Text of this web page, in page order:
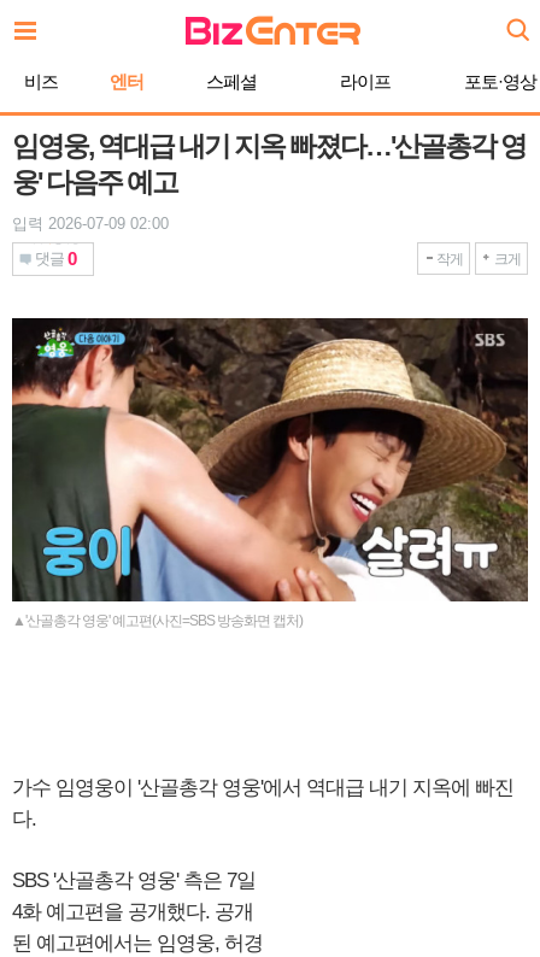
문
비즈 엔터 스페셜 라이프 포토·영상
임영웅, 역대급 내기 지옥 빠졌다…'산골총각 영
웅' 다음주 예고
입력 2026-07-09 02:00
댓글 0 작게 크게
▲'산골총각 영웅' 예고편(사진=SBS 방송화면 캡처)
가수 임영웅이 '산골총각 영웅'에서 역대급 내기 지옥에 빠진
다.
SBS '산골총각 영웅' 측은 7일
4화 예고편을 공개했다. 공개
된 예고편에서는 임영웅, 허경